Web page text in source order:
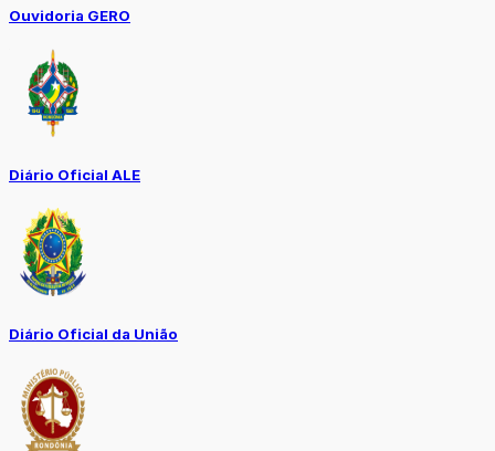
Ouvidoria GERO
Diário Oficial ALE
Diário Oficial da União